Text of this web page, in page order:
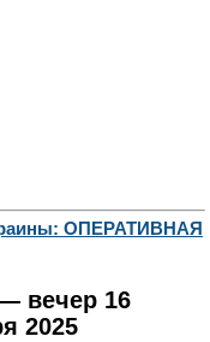
ОПЕРАТИВНАЯ
вечер 16
2025